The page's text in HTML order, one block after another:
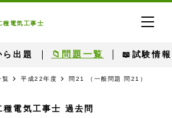
種電気工事士
ら出題 📁問題一覧 📖試験情報
覧 平成22年度 問21 （一般問題 問21）
種電気工事士 過去問